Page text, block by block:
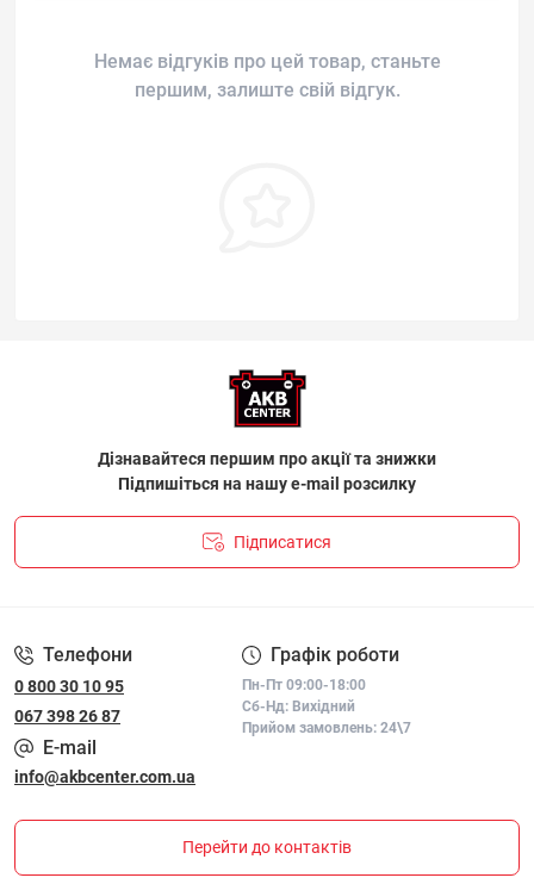
Немає відгуків про цей товар, станьте
першим, залиште свій відгук.
Дізнавайтеся першим про акції та знижки
Підпишіться на нашу e-mail розсилку
Підписатися
Телефони
0 800 30 10 95
067 398 26 87
Графік роботи
Пн-Пт 09:00-18:00
Сб-Нд: Вихідний
Прийом замовлень: 24\7
E-mail
info@akbcenter.com.ua
Перейти до контактів